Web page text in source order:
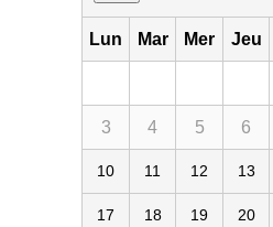
Lun Mar Mer Jeu
3 4 5 6
10 11 12 13
17 18 19 20